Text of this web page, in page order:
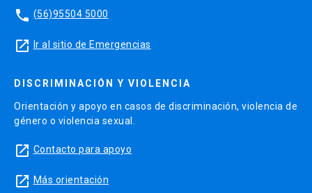
phone (56)95504 5000
launch Ir al sitio de Emergencias
DISCRIMINACIÓN Y VIOLENCIA
Orientación y apoyo en casos de discriminación, violencia de
género o violencia sexual.
launch Contacto para apoyo
launch Más orientación